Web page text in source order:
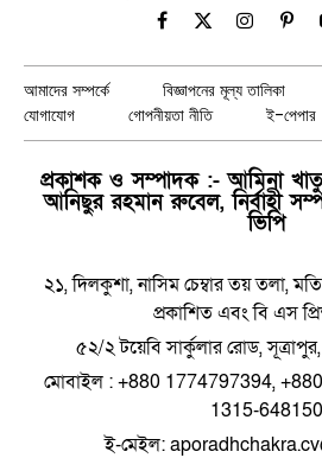
Facebook
X
Instagram
আমাদের সম্পর্কে বিজ্ঞাপনের মূল্য তালিকা
যোগাযোগ
গোপনীয়তা নীতি ই-পেপার
প্রকাশক ও সম্পাদক :- আমিনা
আনিছুর রহমান রুবেল, নির্বাহী
ভিপি
২১, দিলকুশা, নাসিম চেম্বার তয় তলা,
প্রকাশিত এবং বি এস
৫২/২ টয়েবি সার্কুলার রোড,
মোবাইল : +880 1774797394,
1315-648150
ই-মেইল: